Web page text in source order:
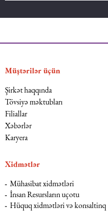
Müştərilər üçün
Şirkət haqqında
Tövsiyə məktubları
Filiallar
Xəbərlər
Karyera
Xidmətlər
Mühasibat xidmətləri
İnsan Resursların uçotu
Hüquq xidmətləri və konsaltinq